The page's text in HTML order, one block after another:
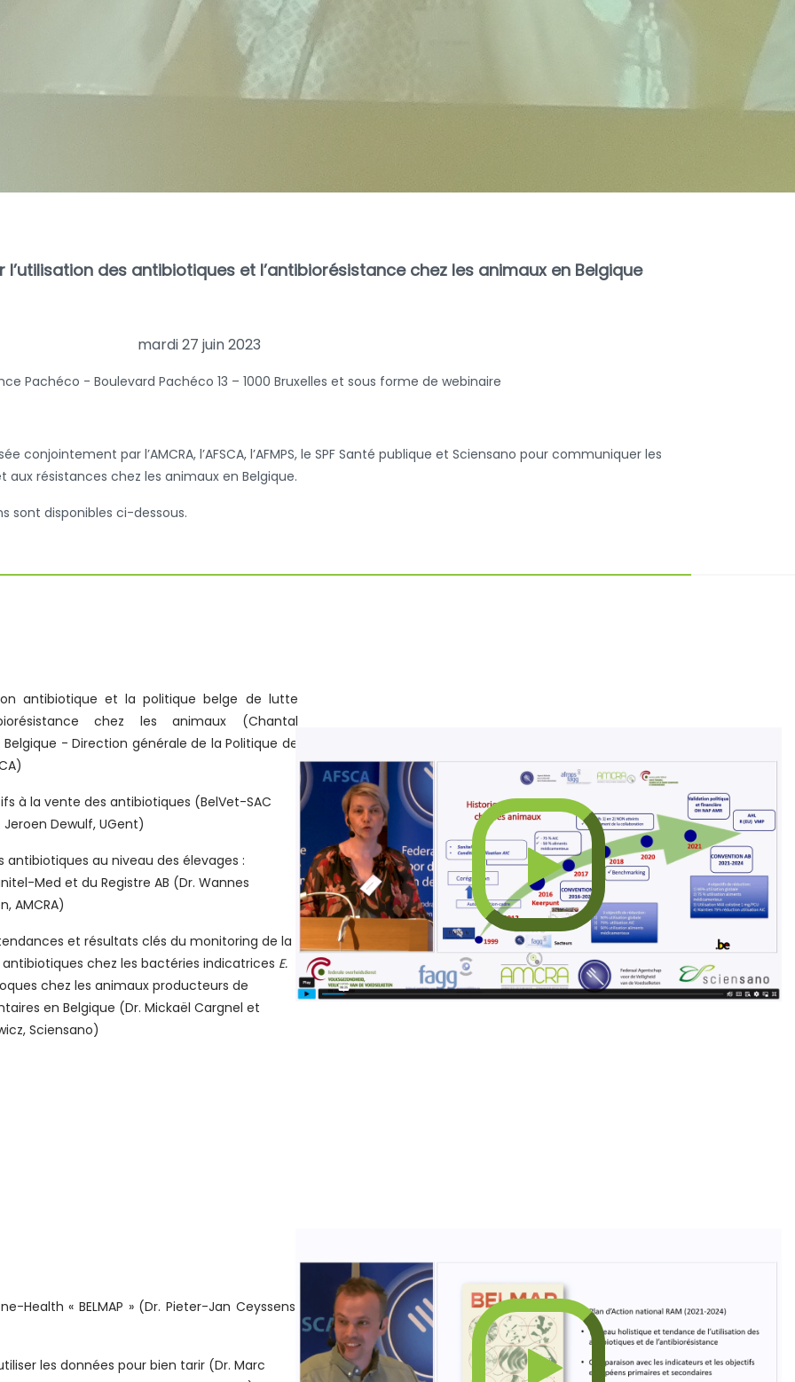
des antibiotiques et l’antibiorésistance chez les animaux en Belgique
mardi 27 juin 2023
Pachéco - Boulevard Pachéco 13 – 1000 Bruxelles et sous forme de webinaire
conjointement par l’AMCRA, l’AFSCA, l’AFMPS, le SPF Santé publique et Sciensano pour communiquer les
résistances chez les animaux en Belgique.
sont disponibles ci-dessous.
antibiotique et la politique belge de lutte
chez les animaux (Chantal
Belgique - Direction générale de la Politique de
à la vente des antibiotiques (BelVet-SAC
Jeroen Dewulf, UGent)
antibiotiques au niveau des élevages :
Med et du Registre AB (Dr. Wannes
AMCRA)
et résultats clés du monitoring de la
chez les bactéries indicatrices E.
chez les animaux producteurs de
en Belgique (Dr. Mickaël Cargnel et
Sciensano)
Health « BELMAP » (Dr. Pieter-Jan Ceyssens,
les données pour bien tarir (Dr. Marc